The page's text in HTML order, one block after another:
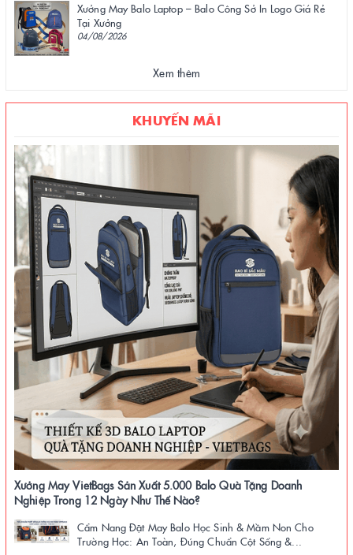
Xưởng May Balo Laptop – Balo Công Sở In Logo Giá Rẻ
Tại Xưởng
04/08/2026
Xem thêm
KHUYẾN MÃI
Xưởng May VietBags Sản Xuất 5.000 Balo Quà Tặng Doanh
Nghiệp Trong 12 Ngày Như Thế Nào?
Cẩm Nang Đặt May Balo Học Sinh & Mầm Non Cho
Trường Học: An Toàn, Đúng Chuẩn Cột Sống &...